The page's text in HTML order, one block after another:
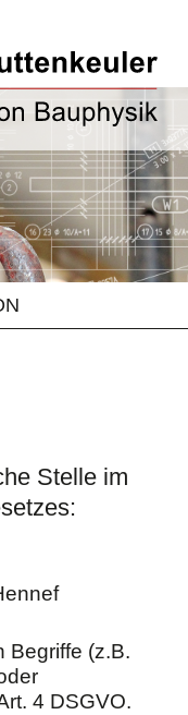
Stelle im
Begriffe (z.B.
4 DSGVO.